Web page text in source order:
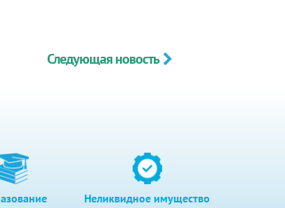
Следующая новость
Неликвидное имущество